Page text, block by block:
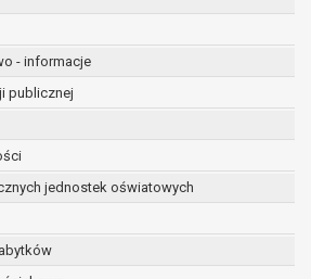
- informacje
publicznej
jednostek oświatowych
osobowe będą przetwarzane
do realizacji celu dla jakiego
oraz zgodnie z terminami
przez przepisy prawa
dane osobowe przetwarzane są
osoby, której dane dotyczą
odbywa się do czasu wycofania tej
dane osobowe przetwarzane są
i realizacji umowy przetwarzanie